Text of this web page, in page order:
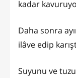
kadar
Daha sonra
ilâve edip
Suyunu ve